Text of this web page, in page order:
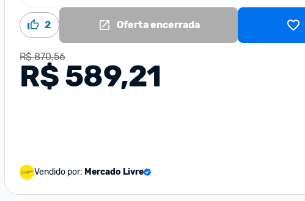
2 Oferta encerrada
R$ 870,56
R$ 589,21
Vendido por: Mercado Livre